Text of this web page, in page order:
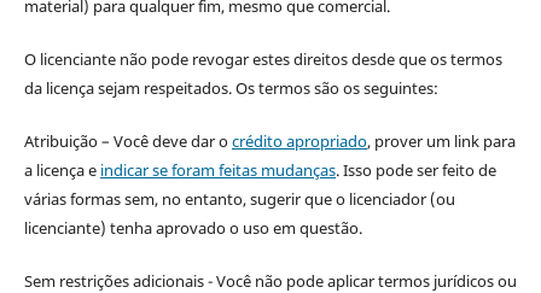
material) para qualquer fim, mesmo que comercial.
O licenciante não pode revogar estes direitos desde que os termos
da licença sejam respeitados. Os termos são os seguintes:
Atribuição – Você deve dar ocrédito apropriado, prover um link para
a licença e indicar se foram feitas mudanças. Isso pode ser feito de
várias formas sem, no entanto, sugerir que o licenciador (ou
licenciante) tenha aprovado o uso em questão.
Sem restrições adicionais - Você não pode aplicar termos jurídicos ou